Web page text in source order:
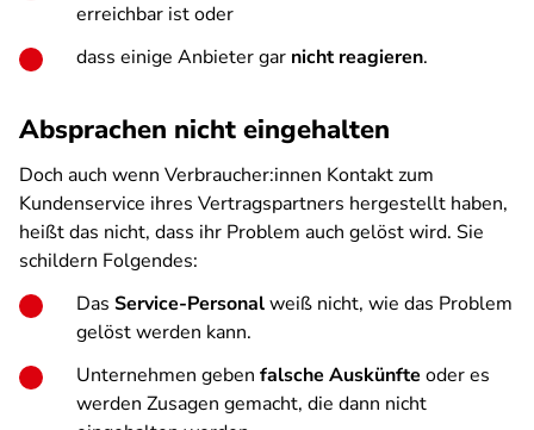
erreichbar ist oder
dass einige Anbieter gar nicht reagieren.
Absprachen nicht eingehalten
Doch auch wenn Verbraucher:innen Kontakt zum
Kundenservice ihres Vertragspartners hergestellt haben,
heißt das nicht, dass ihr Problem auch gelöst wird. Sie
schildern Folgendes:
Das Service-Personalweiß nicht, wie das Problem
gelöst werden kann.
Unternehmen geben falsche Auskünfte oder es
werden Zusagen gemacht, die dann nicht